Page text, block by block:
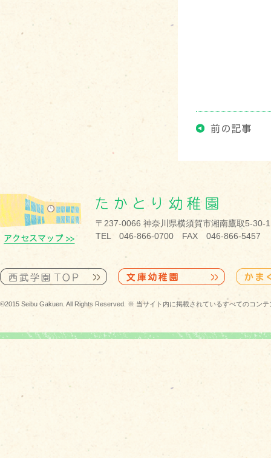
〒237-0066 神奈川県横須賀市湘南鷹取5-30-1
TEL 046-866-0700 FAX 046-866-5457
©2015 Seibu Gakuen. All Rights Reserved. ※ 当サイト内に掲載されているすべてのコン